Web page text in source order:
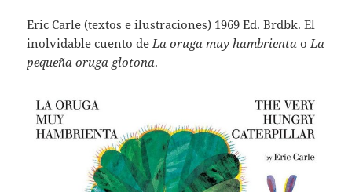
Eric Carle (textos e ilustraciones) 1969 Ed. Brdbk. El
inolvidable cuento deLa oruga muy hambrienta oLa
pequeña oruga glotona.